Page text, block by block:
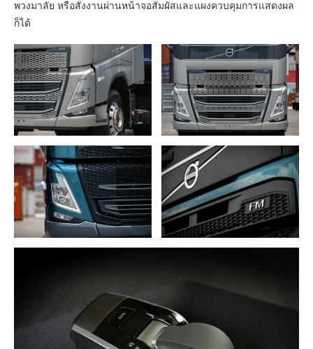
พวงมาลัย หรือสั่งงานผ่านหน้าจอสัมผัสและแผงควบคุมการแสดงผล
ก็ได้